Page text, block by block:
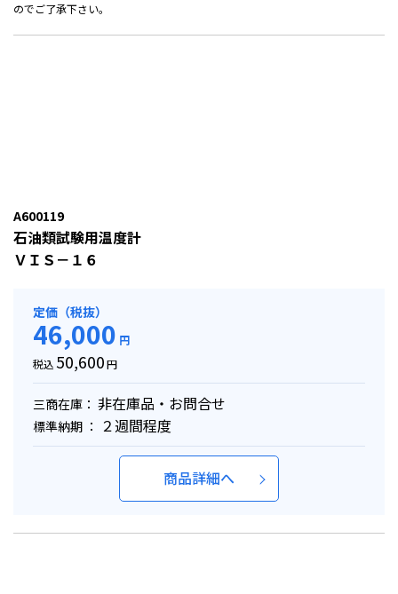
のでご了承下さい。
A600119
石油類試験用温度計
ＶＩＳ－１６
定価（税抜）
46,000 円
税込 50,600円
三商在庫： 非在庫品・お問合せ
標準納期 ： ２週間程度
商品詳細へ